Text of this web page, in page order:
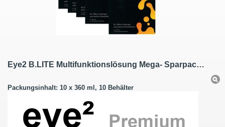
Eye2 B.LITE Multifunktionslösung Mega- Sparpack 10 x 360 ml
Packungsinhalt: 10 x 360 ml, 10 Behälter